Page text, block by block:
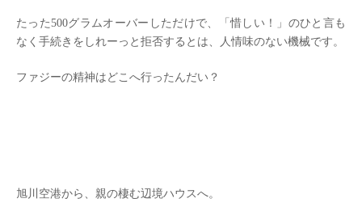
たった500グラムオーバーしただけで、「惜しい！」のひと言も
なく手続きをしれーっと拒否するとは、人情味のない機械です。
ファジーの精神はどこへ行ったんだい？
旭川空港から、親の棲む辺境ハウスへ。